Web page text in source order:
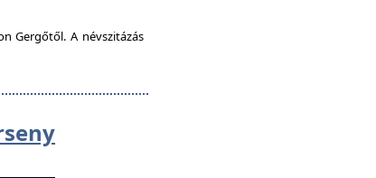
Gergőtől. A névszitázás